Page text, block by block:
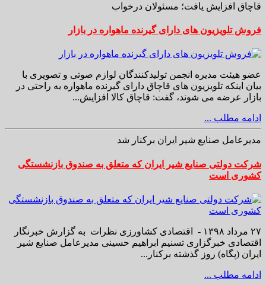
قاچاق افزایش یافت؛ مسئولان درخواب
فروش تلویزیون های دارای گیرنده ماهواره در بازار
عضو هیئت مدیره انجمن تولیدکنندگان لوازم صوتی و تصویری با
بیان اینکه تلویزیون های قاچاق دارای گیرنده ماهواره به راحتی در
بازار عرضه می شوند، گفت: قاچاق کالا افزایش...
ادامه مطلب ...
مدیرعامل صنایع شیر ایران برکنار شد
شرکت دولتی صنایع شیر ایران که متعلق به صندوق بازنشستگی
کشوری است
۲۷ مرداد ۱۳۹۸ - اقتصادی کشاورزی نظرات به گزارش خبرنگار
اقتصادی خبرگزاری تسنیم ابراهیم حسینی مدیرعامل صنایع شیر
ایران (پگاه) روز گذشته برکنار...
ادامه مطلب ...